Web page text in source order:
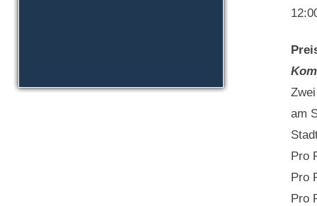
am
Pro
Pro
Pro